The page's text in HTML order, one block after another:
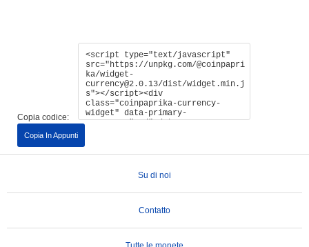
Copia codice:
Copia In Appunti
Su di noi
Contatto